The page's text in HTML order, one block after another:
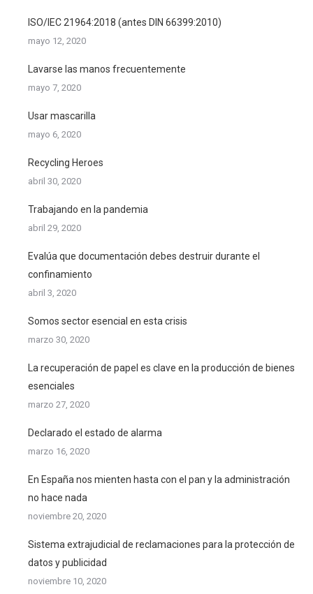
ISO/IEC 21964:2018 (antes DIN 66399:2010)
mayo 12, 2020
Lavarse las manos frecuentemente
mayo 7, 2020
Usar mascarilla
mayo 6, 2020
Recycling Heroes
abril 30, 2020
Trabajando en la pandemia
abril 29, 2020
Evalúa que documentación debes destruir durante el
confinamiento
abril 3, 2020
Somos sector esencial en esta crisis
marzo 30, 2020
La recuperación de papel es clave en la producción de bienes
esenciales
marzo 27, 2020
Declarado el estado de alarma
marzo 16, 2020
En España nos mienten hasta con el pan y la administración
no hace nada
noviembre 20, 2020
Sistema extrajudicial de reclamaciones para la protección de
datos y publicidad
noviembre 10, 2020